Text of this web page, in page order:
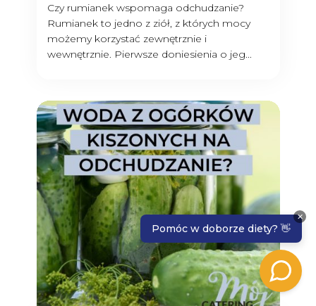
Czy rumianek wspomaga odchudzanie?
Rumianek to jedno z ziół, z których mocy
możemy korzystać zewnętrznie i
wewnętrznie. Pierwsze doniesienia o jeg...